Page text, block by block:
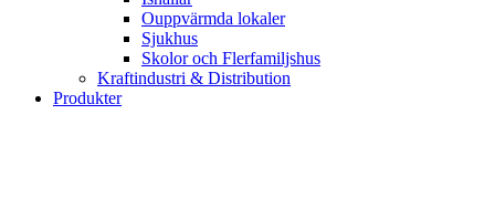
Ouppvärmda lokaler
Sjukhus
Skolor och Flerfamiljshus
Kraftindustri & Distribution
Produkter